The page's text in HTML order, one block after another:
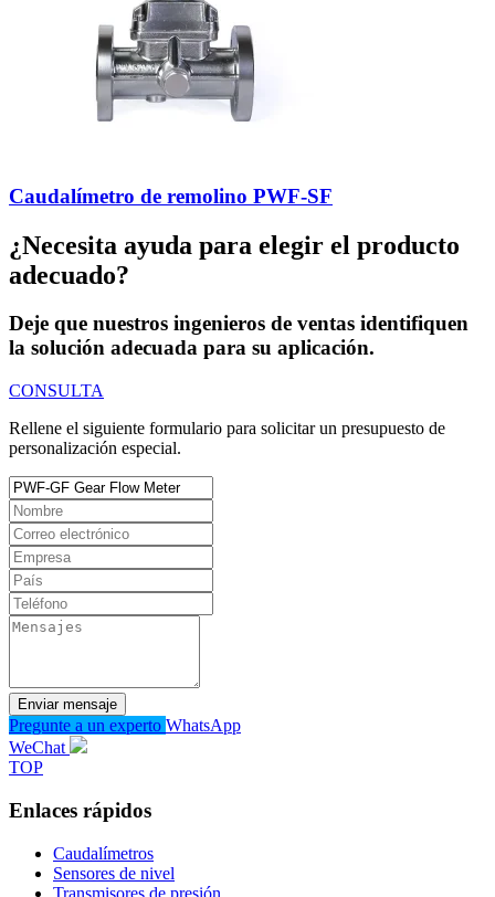
Caudalímetro de remolino PWF-SF
¿Necesita ayuda para elegir el producto
adecuado?
Deje que nuestros ingenieros de ventas identifiquen
la solución adecuada para su aplicación.
CONSULTA
Rellene el siguiente formulario para solicitar un presupuesto de
personalización especial.
Enviar mensaje
Pregunte a un experto WhatsApp
WeChat
TOP
Enlaces rápidos
Caudalímetros
Sensores de nivel
Transmisores de presión